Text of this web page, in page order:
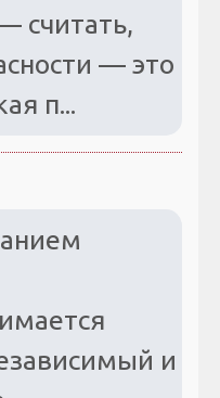
считать,
— это
п...
и